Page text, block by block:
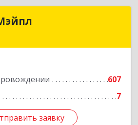
607
7
заявку
Компания Мэйпл
Подробнее
заявку